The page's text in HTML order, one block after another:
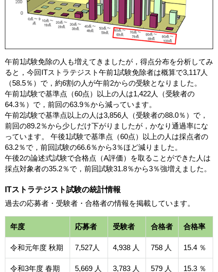
午前1試験免除の人も増えてきましたが，得点分布を分析してみ
ると，今回ITストラテジスト午前1試験免除者は概算で3,117人
（58.5％）で，約6割の人が午前2からの受験となりました。
午前1試験で基準点（60点）以上の人は1,422人（受験者の
64.3％）で，前回の63.9％から減っています。
午前2試験で基準点以上の人は3,856人（受験者の88.0％）で，
前回の89.2％から少しだけ下がりましたが，かなり通過率にな
っています。 午後1試験で基準点（60点）以上の人は採点者の
63.2％で，前回試験の66.6％から3％ほど減りました。
午後2の論述式試験で合格点（A評価）を取ることができた人は
採点対象者の35.2％で，前回試験31.8％から3％強増えました。
ITストラテジスト試験の統計情報
過去の応募者・受験者・合格者の情報を掲載しています。
年度 応募者 受験者 合格者 合格率
令和元年度 秋期 7,527人 4,938 人 758 人 15.4 ％
令和3年度 春期 5,669 人 3,783 人 579 人 15.3 ％